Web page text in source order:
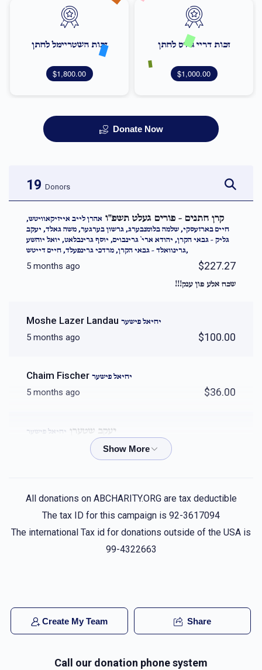
זכות דריי גודס לחתן
$1,000.00
זכות השטריימל לחתן
$1,800.00
Donate Now
19 Donors
קרן חתנים - פורים געלט תשפ''ו אהרן לייב אייזיקאוויטש,
חיים בארזעסקי, שלמה בלומנבערג, גרשון בערגער, משה גאלד, יעקב
גליק - גבאי הקרן, יהודא ארי` גרינבוים, יוסף גרינבלאט, יואל יוהשע
גרינוואלד - גבאי הקרן, מרדכי גרינפעלד, חיים דייטש,
5 months ago $227.27
שכח אלע פון ענק!!!
Moshe Lazer Landau יחיאל פישער
5 months ago $100.00
Chaim Fischer יחיאל פישער
5 months ago $36.00
יעקב שטערן יחיאל פישער
5 months ago $72.00
גאלד, יעקב גליק - גבאי הקרן, יהודא ארי` גרינבוים, יוסף גרינבלאט,
יואל יוהשע גרינוואלד - גבאי הקרן, מרדכי גרינפעלד
פאר אלע בחורים וואס פלאגן זיך אזוי שטארק!!!
All donations on ABCHARITY.ORG are tax deductible
The tax ID for this campaign is 92-3617094
The international Tax id for donations outside of the USA is
99-4322663
Create My Team Share
Call our donation phone system